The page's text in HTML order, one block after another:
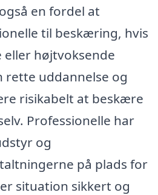
en fordel at
til beskæring, hvis
eller højtvoksende
rette uddannelse og
risikabelt at beskære
Professionelle har
og
på plads for
situation sikkert og